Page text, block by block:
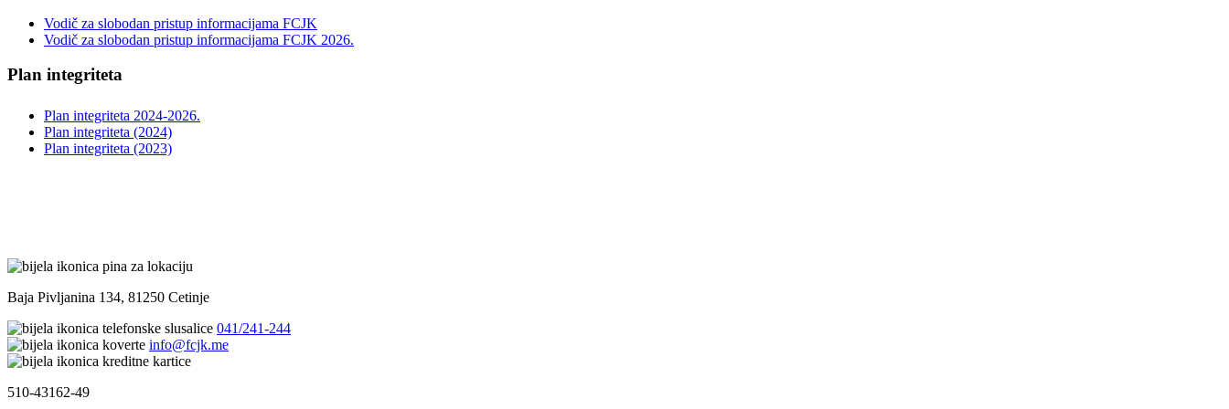
Vodič za slobodan pristup informacijama FCJK
Vodič za slobodan pristup informacijama FCJK 2026.
Plan integriteta
Plan integriteta 2024-2026.
Plan integriteta (2024)
Plan integriteta (2023)
Baja Pivljanina 134, 81250 Cetinje
041/241-244
info@fcjk.me
510-43162-49